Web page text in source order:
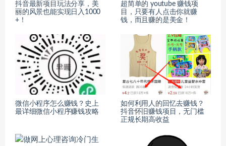
抖音最新项目玩法分享，美
丽的风景也能实现日入1000
+！
超简单的 youtube 赚钱项
目，只要有人点击你就赚
钱，而且赚的是美金！
微信小程序怎么赚钱？史上
最详细微信小程序赚钱攻略
如何利用人的回忆去赚钱？
抖音怀旧赚钱项目，无门槛
正规长期高收益